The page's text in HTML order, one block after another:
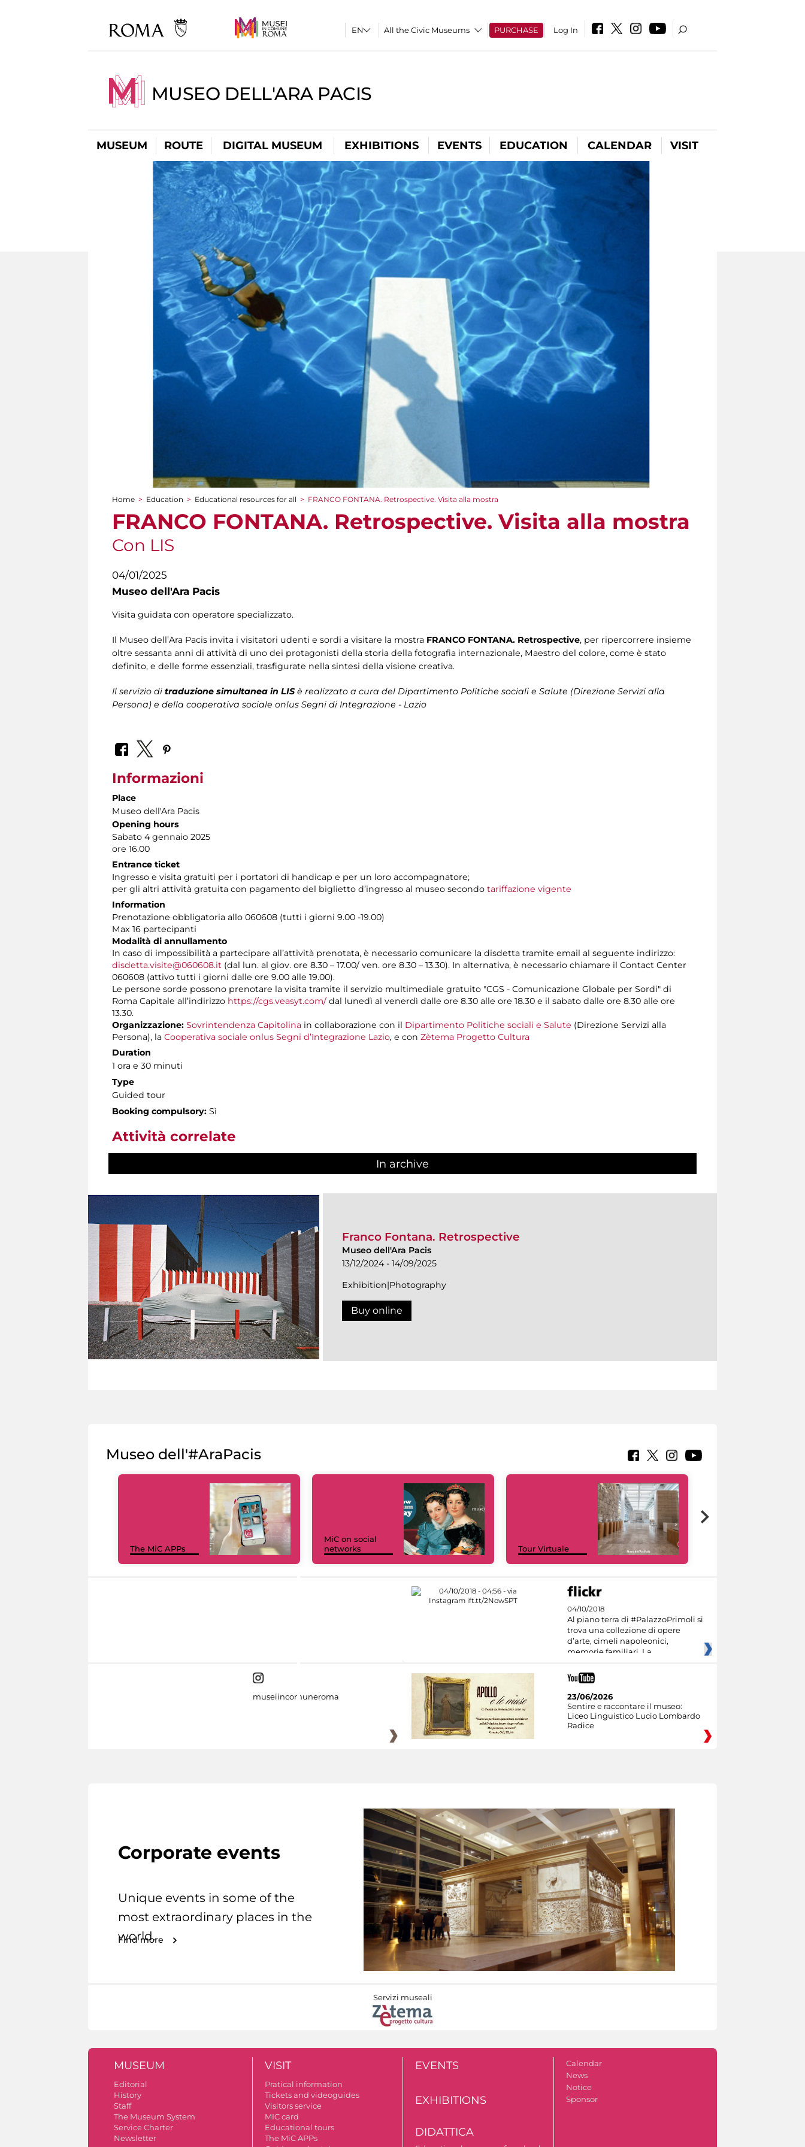
All the Civic Museums PURCHASE Log In
MUSEO DELL'ARA PACIS
MUSEUM ROUTE DIGITAL MUSEUM EXHIBITIONS EVENTS EDUCATION CALENDAR VISIT
You are here
Home > Education > Educational resources for all > FRANCO FONTANA. Retrospective. Visita alla mostra
FRANCO FONTANA. Retrospective. Visita alla mostra
Con LIS
04/01/2025
Museo dell'Ara Pacis
Visita guidata con operatore specializzato.
Il Museo dell’Ara Pacis invita i visitatori udenti e sordi a visitare la mostra FRANCO FONTANA. Retrospective, per ripercorrere insieme
oltre sessanta anni di attività di uno dei protagonisti della storia della fotografia internazionale, Maestro del colore, come è stato
definito, e delle forme essenziali, trasfigurate nella sintesi della visione creativa.
Il servizio di traduzione simultanea in LIS è realizzato a cura del Dipartimento Politiche sociali e Salute (Direzione Servizi alla
Persona) e della cooperativa sociale onlus Segni di Integrazione - Lazio
Informazioni
Place
Museo dell'Ara Pacis
Opening hours
Sabato 4 gennaio 2025
ore 16.00
Entrance ticket
Ingresso e visita gratuiti per i portatori di handicap e per un loro accompagnatore;
per gli altri attività gratuita con pagamento del biglietto d’ingresso al museo secondo tariffazione vigente
Information
Prenotazione obbligatoria allo 060608 (tutti i giorni 9.00 -19.00)
Max 16 partecipanti
Modalità di annullamento
In caso di impossibilità a partecipare all’attività prenotata, è necessario comunicare la disdetta tramite email al seguente indirizzo:
disdetta.visite@060608.it (dal lun. al giov. ore 8.30 – 17.00/ ven. ore 8.30 – 13.30). In alternativa, è necessario chiamare il Contact Center
060608 (attivo tutti i giorni dalle ore 9.00 alle 19.00).
Le persone sorde possono prenotare la visita tramite il servizio multimediale gratuito "CGS - Comunicazione Globale per Sordi" di
Roma Capitale all’indirizzo https://cgs.veasyt.com/dal lunedì al venerdì dalle ore 8.30 alle ore 18.30 e il sabato dalle ore 8.30 alle ore
13.30.
Organizzazione: Sovrintendenza Capitolina in collaborazione con il Dipartimento Politiche sociali e Salute (Direzione Servizi alla
Persona), la Cooperativa sociale onlus Segni d’Integrazione Lazio, e con Zètema Progetto Cultura
Duration
1 ora e 30 minuti
Type
Guided tour
Booking compulsory: Sì
Attività correlate
In archive
Franco Fontana. Retrospective
Museo dell'Ara Pacis
13/12/2024 - 14/09/2025
Exhibition|Photography
Buy online
Museo dell'#AraPacis
The MiC APPs
MiC on social
networks
Tour Virtuale
04/10/2018
Al piano terra di #PalazzoPrimoli si
trova una collezione di opere
d’arte, cimeli napoleonici,
memorie familiari. La
museiincomuneroma
23/06/2026
Sentire e raccontare il museo:
Liceo Linguistico Lucio Lombardo
Radice
Corporate events
Unique events in some of the
most extraordinary places in the
world.
Find more
Servizi museali
MUSEUM
Editorial
History
Staff
The Museum System
Service Charter
Newsletter
VISIT
Pratical information
Tickets and videoguides
Visitors service
MIC card
Educational tours
The MiC APPs
EVENTS
EXHIBITIONS
DIDATTICA
Calendar
News
Notice
Sponsor